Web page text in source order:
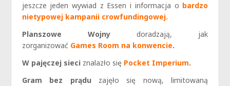
jeszcze jeden wywiad z Essen i informacja o bardzo
nietypowej kampanii crowfundingowej.
Planszowe Wojnydoradzają, jak
zorganizować Games Room na konwencie.
W pajęczej sieciznalazło się Pocket Imperium.
Gram bez prądu zajęło się nową, limitowaną